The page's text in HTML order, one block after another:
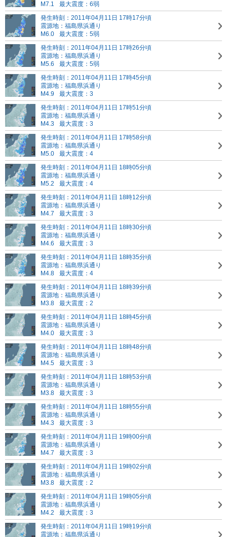
M7.1
最大震度：6弱
発生時刻：2011年04月11日 17時17分頃
震源地：福島県浜通り
M6.0
最大震度：5弱
発生時刻：2011年04月11日 17時26分頃
震源地：福島県浜通り
M5.6
最大震度：5弱
発生時刻：2011年04月11日 17時45分頃
震源地：福島県浜通り
M4.9
最大震度：3
発生時刻：2011年04月11日 17時51分頃
震源地：福島県浜通り
M4.3
最大震度：3
発生時刻：2011年04月11日 17時58分頃
震源地：福島県浜通り
M5.0
最大震度：4
発生時刻：2011年04月11日 18時05分頃
震源地：福島県浜通り
M5.2
最大震度：4
発生時刻：2011年04月11日 18時12分頃
震源地：福島県浜通り
M4.7
最大震度：3
発生時刻：2011年04月11日 18時30分頃
震源地：福島県浜通り
M4.6
最大震度：3
発生時刻：2011年04月11日 18時35分頃
震源地：福島県浜通り
M4.8
最大震度：4
発生時刻：2011年04月11日 18時39分頃
震源地：福島県浜通り
M3.8
最大震度：2
発生時刻：2011年04月11日 18時45分頃
震源地：福島県浜通り
M4.0
最大震度：3
発生時刻：2011年04月11日 18時48分頃
震源地：福島県浜通り
M4.5
最大震度：3
発生時刻：2011年04月11日 18時53分頃
震源地：福島県浜通り
M3.8
最大震度：3
発生時刻：2011年04月11日 18時55分頃
震源地：福島県浜通り
M4.3
最大震度：3
発生時刻：2011年04月11日 19時00分頃
震源地：福島県浜通り
M4.7
最大震度：3
発生時刻：2011年04月11日 19時02分頃
震源地：福島県浜通り
M3.8
最大震度：2
発生時刻：2011年04月11日 19時05分頃
震源地：福島県浜通り
M4.2
最大震度：3
発生時刻：2011年04月11日 19時19分頃
震源地：福島県浜通り